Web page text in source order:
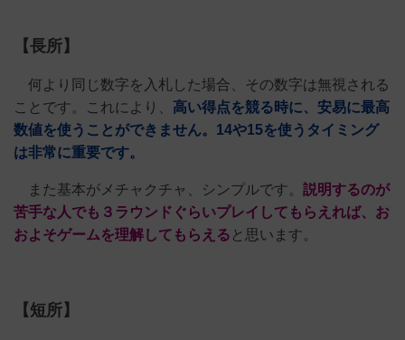
【長所】
何より同じ数字を入札した場合、その数字は無視される
ことです。これにより、 高い得点を競る時に、安易に最高
数値を使うことができません。14や15を使うタイミング
は非常に重要です。
また基本がメチャクチャ、シンプルです。 説明するのが
苦手な人でも３ラウンドぐらいプレイしてもらえれば、お
およそゲームを理解してもらえる と思います。
【短所】